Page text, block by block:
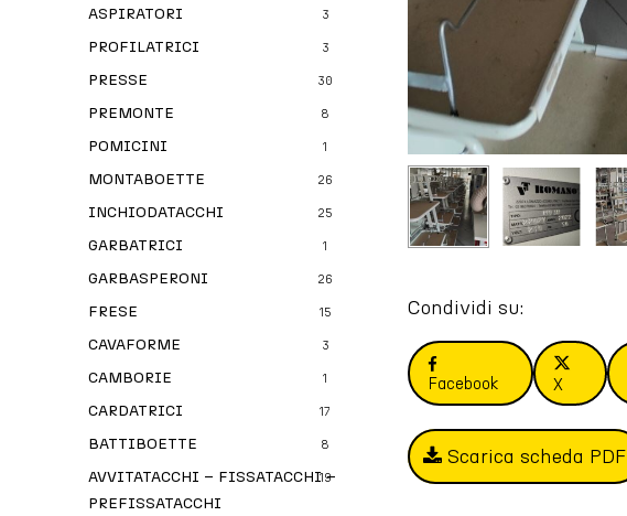
ASPIRATORI 3
PROFILATRICI 3
PRESSE 30
PREMONTE 8
POMICINI 1
MONTABOETTE 26
INCHIODATACCHI 25
GARBATRICI 1
GARBASPERONI 26
FRESE 15
CAVAFORME 3
CAMBORIE 1
CARDATRICI 17
BATTIBOETTE 8
AVVITATACCHI – FISSATACCHI –
PREFISSATACCHI
19
Condividi su:
Facebook X
Scarica scheda PDF